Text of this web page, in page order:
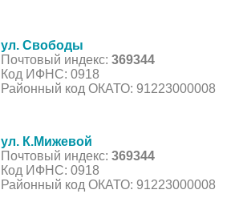
ул. Свободы
Почтовый индекс: 369344
Код ИФНС: 0918
Районный код ОКАТО: 91223000008
ул. К.Мижевой
Почтовый индекс: 369344
Код ИФНС: 0918
Районный код ОКАТО: 91223000008